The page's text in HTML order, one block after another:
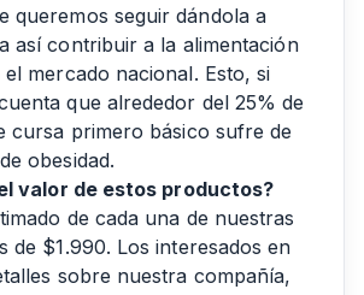
queremos seguir dándola a
así contribuir a la alimentación
mercado nacional. Esto, si
que alrededor del 25% de
cursa primero básico sufre de
obesidad.
valor de estos productos?
de cada una de nuestras
de $1.990. Los interesados en
sobre nuestra compañía,